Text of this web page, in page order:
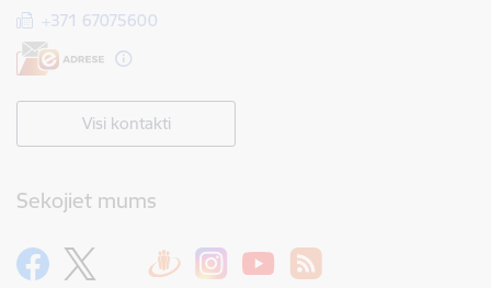
+371 67075600
Visi kontakti
Sekojiet mums